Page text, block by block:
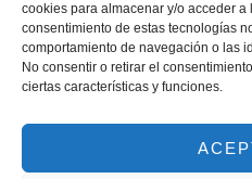
cookies para almacenar y/o acceder a
consentimiento de estas tecnologías
comportamiento de navegación o las
No consentir o retirar el
ciertas características y funciones.
Abierto
De lunes a viernes de 10h a 20h
AVISOS